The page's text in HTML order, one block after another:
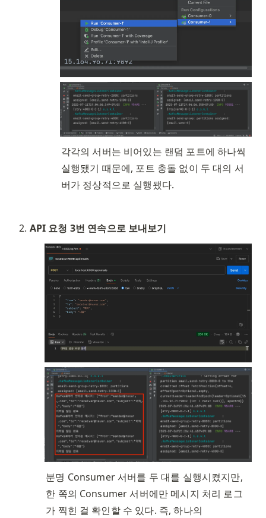
각각의 서버는 비어있는 랜덤 포트에 하나씩
실행됐기 때문에, 포트 충돌 없이 두 대의 서
버가 정상적으로 실행됐다.
API 요청 3번 연속으로 보내보기
분명 Consumer 서버를 두 대를 실행시켰지만,
한 쪽의 Consumer 서버에만 메시지 처리 로그
가 찍힌 걸 확인할 수 있다. 즉, 하나의